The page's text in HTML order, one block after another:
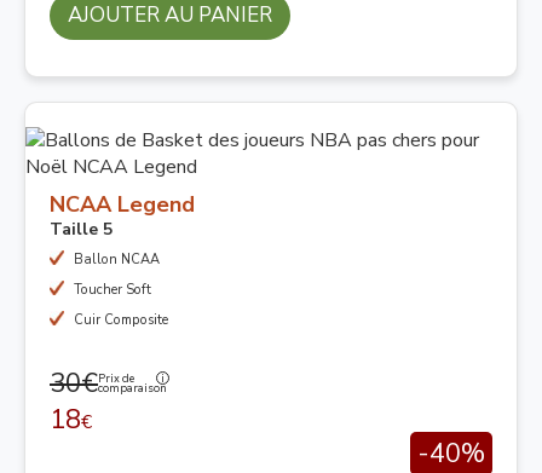
AJOUTER AU PANIER
NCAA Legend
Taille 5
Ballon NCAA
Toucher Soft
Cuir Composite
30€Prix de
comparaison
18€
-40%